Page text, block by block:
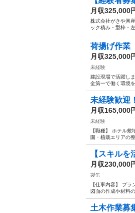
月収325,000
株式会社がきや興
ック積み・型枠・
荷揚げ作業
月収325,000
未経験
建設現場で活躍し
全第一で働く環境
未経験歓迎
月収165,000
未経験
【職種】 ホテル
園・植栽エリアの
【スキル
月収230,000
製缶
【仕事内容】 プ
図面の作成や材料
土木作業募